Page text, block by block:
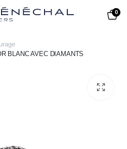
0
BLANC AVEC DIAMANTS